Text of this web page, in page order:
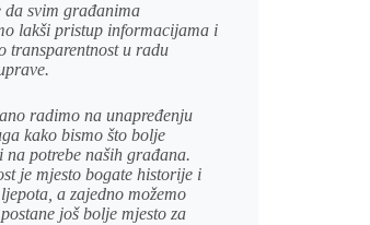
da svim građanima
lakši pristup informacijama i
transparentnost u radu
radimo na unapređenju
kako bismo što bolje
potrebe naših građana.
je mjesto bogate historije i
a zajedno možemo
još bolje mjesto za